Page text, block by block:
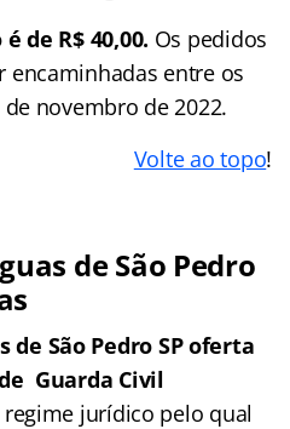
de R$ 40,00. Os pedidos
encaminhadas entre os
novembro de 2022.
Volte ao topo!
de São Pedro
de São Pedro SP oferta
Guarda Civil
regime jurídico pelo qual